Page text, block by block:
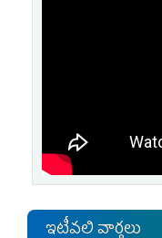
ఇటీవలి వార్తలు